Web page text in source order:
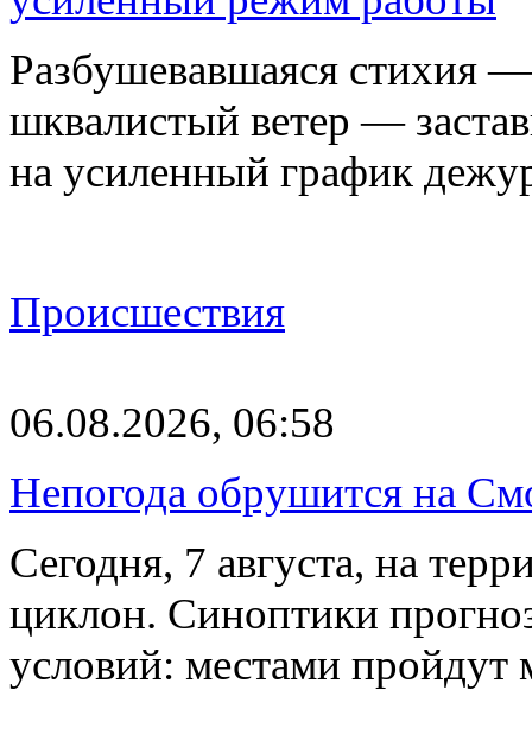
Разбушевавшаяся стихия
шквалистый ветер —
на усиленный график
Происшествия
06.08.2026, 06:58
Непогода обрушится на
Сегодня, 7 августа, на
циклон. Синоптики
условий: местами